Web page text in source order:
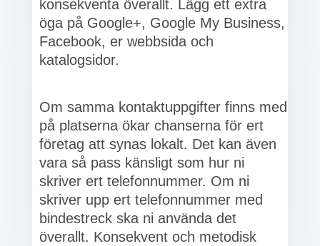
konsekventa överallt. Lägg ett extra
öga på Google+, Google My Business,
Facebook, er webbsida och
katalogsidor.
Om samma kontaktuppgifter finns med
på platserna ökar chanserna för ert
företag att synas lokalt. Det kan även
vara så pass känsligt som hur ni
skriver ert telefonnummer. Om ni
skriver upp ert telefonnummer med
bindestreck ska ni använda det
överallt. Konsekvent och metodisk